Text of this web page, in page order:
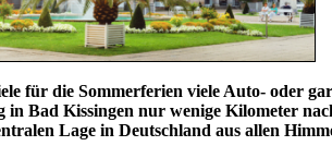
für die Sommerferien viele Auto- oder
in Bad Kissingen nur wenige Kilometer
Lage in Deutschland aus allen